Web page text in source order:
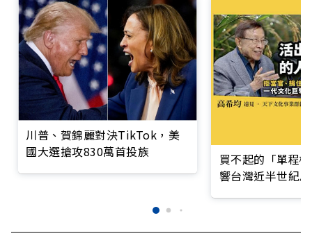
川普、賀錦麗對決TikTok，美
國大選搶攻830萬首投族
買不起的「單程
響台灣近半世紀